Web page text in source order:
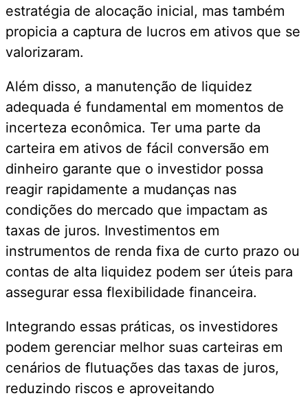
estratégia de alocação inicial, mas também
propicia a captura de lucros em ativos que se
valorizaram.
Além disso, a manutenção de liquidez
adequada é fundamental em momentos de
incerteza econômica. Ter uma parte da
carteira em ativos de fácil conversão em
dinheiro garante que o investidor possa
reagir rapidamente a mudanças nas
condições do mercado que impactam as
taxas de juros. Investimentos em
instrumentos de renda fixa de curto prazo ou
contas de alta liquidez podem ser úteis para
assegurar essa flexibilidade financeira.
Integrando essas práticas, os investidores
podem gerenciar melhor suas carteiras em
cenários de flutuações das taxas de juros,
reduzindo riscos e aproveitando